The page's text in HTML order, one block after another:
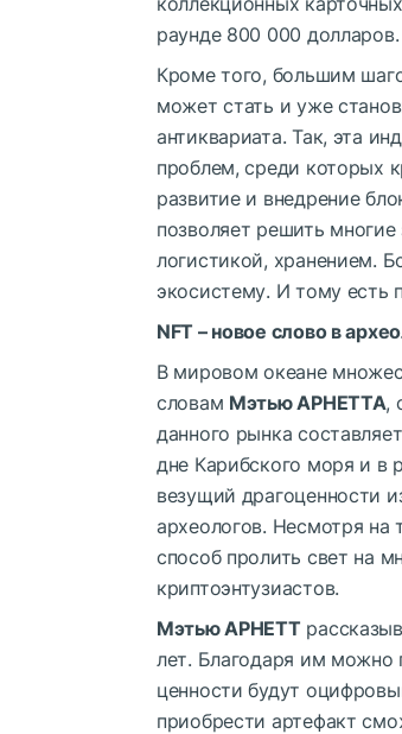
раунде 800 000 долларов.
Кроме того, большим
может стать и уже
антиквариата. Так, эта
проблем, среди которых
развитие и внедрение
позволяет решить
логистикой, хранением.
экосистему. И тому есть
NFT – новое слово в
В мировом океане
словам Мэтью АРНЕТТА,
данного рынка
дне Карибского моря и в
везущий драгоценности
археологов. Несмотря на
способ пролить свет на
криптоэнтузиастов.
Мэтью АРНЕТТ
лет. Благодаря им можно
ценности будут
приобрести артефакт